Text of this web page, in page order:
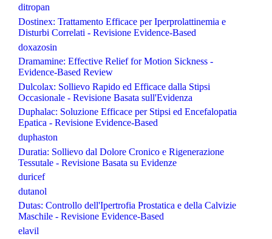
ditropan
Dostinex: Trattamento Efficace per Iperprolattinemia e
Disturbi Correlati - Revisione Evidence-Based
doxazosin
Dramamine: Effective Relief for Motion Sickness -
Evidence-Based Review
Dulcolax: Sollievo Rapido ed Efficace dalla Stipsi
Occasionale - Revisione Basata sull'Evidenza
Duphalac: Soluzione Efficace per Stipsi ed Encefalopatia
Epatica - Revisione Evidence-Based
duphaston
Duratia: Sollievo dal Dolore Cronico e Rigenerazione
Tessutale - Revisione Basata su Evidenze
duricef
dutanol
Dutas: Controllo dell'Ipertrofia Prostatica e della Calvizie
Maschile - Revisione Evidence-Based
elavil